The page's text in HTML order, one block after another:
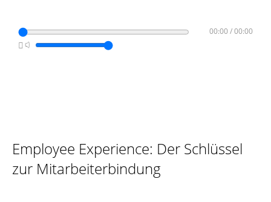
Zeitleiste 00:00/00:00
 Lautstärke
Employee Experience: Der Schlüssel
zur Mitarbeiterbindung